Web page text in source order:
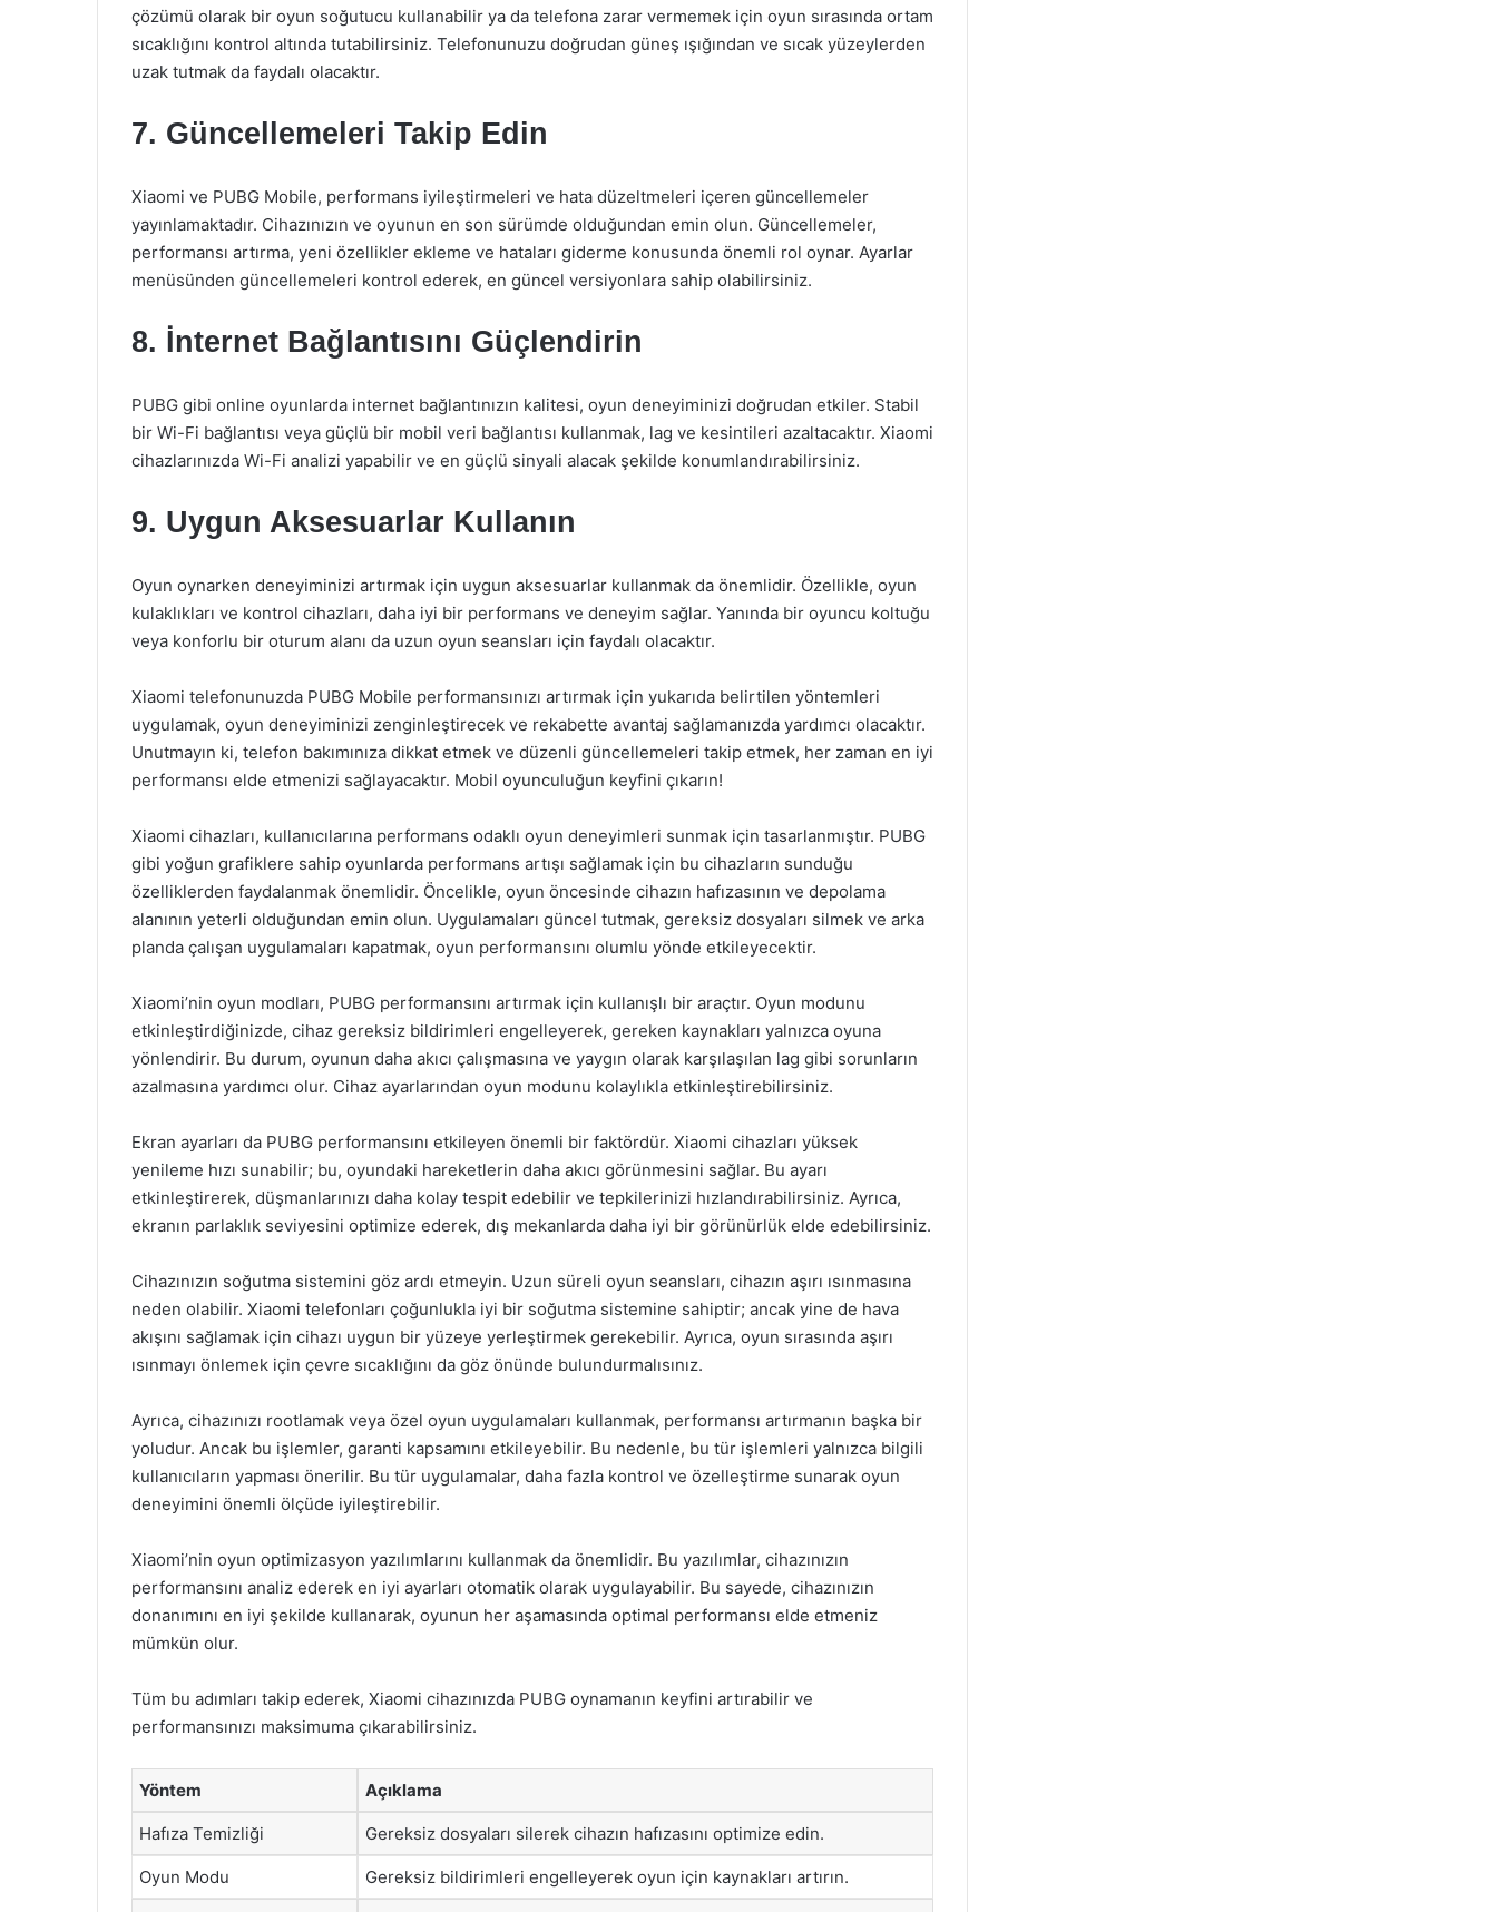
çözümü olarak bir oyun soğutucu kullanabilir ya da telefona zarar vermemek için oyun sırasında ortam
sıcaklığını kontrol altında tutabilirsiniz. Telefonunuzu doğrudan güneş ışığından ve sıcak yüzeylerden
uzak tutmak da faydalı olacaktır.
7. Güncellemeleri Takip Edin
Xiaomi ve PUBG Mobile, performans iyileştirmeleri ve hata düzeltmeleri içeren güncellemeler
yayınlamaktadır. Cihazınızın ve oyunun en son sürümde olduğundan emin olun. Güncellemeler,
performansı artırma, yeni özellikler ekleme ve hataları giderme konusunda önemli rol oynar. Ayarlar
menüsünden güncellemeleri kontrol ederek, en güncel versiyonlara sahip olabilirsiniz.
8. İnternet Bağlantısını Güçlendirin
PUBG gibi online oyunlarda internet bağlantınızın kalitesi, oyun deneyiminizi doğrudan etkiler. Stabil
bir Wi-Fi bağlantısı veya güçlü bir mobil veri bağlantısı kullanmak, lag ve kesintileri azaltacaktır. Xiaomi
cihazlarınızda Wi-Fi analizi yapabilir ve en güçlü sinyali alacak şekilde konumlandırabilirsiniz.
9. Uygun Aksesuarlar Kullanın
Oyun oynarken deneyiminizi artırmak için uygun aksesuarlar kullanmak da önemlidir. Özellikle, oyun
kulaklıkları ve kontrol cihazları, daha iyi bir performans ve deneyim sağlar. Yanında bir oyuncu koltuğu
veya konforlu bir oturum alanı da uzun oyun seansları için faydalı olacaktır.
Xiaomi telefonunuzda PUBG Mobile performansınızı artırmak için yukarıda belirtilen yöntemleri
uygulamak, oyun deneyiminizi zenginleştirecek ve rekabette avantaj sağlamanızda yardımcı olacaktır.
Unutmayın ki, telefon bakımınıza dikkat etmek ve düzenli güncellemeleri takip etmek, her zaman en iyi
performansı elde etmenizi sağlayacaktır. Mobil oyunculuğun keyfini çıkarın!
Xiaomi cihazları, kullanıcılarına performans odaklı oyun deneyimleri sunmak için tasarlanmıştır. PUBG
gibi yoğun grafiklere sahip oyunlarda performans artışı sağlamak için bu cihazların sunduğu
özelliklerden faydalanmak önemlidir. Öncelikle, oyun öncesinde cihazın hafızasının ve depolama
alanının yeterli olduğundan emin olun. Uygulamaları güncel tutmak, gereksiz dosyaları silmek ve arka
planda çalışan uygulamaları kapatmak, oyun performansını olumlu yönde etkileyecektir.
Xiaomi’nin oyun modları, PUBG performansını artırmak için kullanışlı bir araçtır. Oyun modunu
etkinleştirdiğinizde, cihaz gereksiz bildirimleri engelleyerek, gereken kaynakları yalnızca oyuna
yönlendirir. Bu durum, oyunun daha akıcı çalışmasına ve yaygın olarak karşılaşılan lag gibi sorunların
azalmasına yardımcı olur. Cihaz ayarlarından oyun modunu kolaylıkla etkinleştirebilirsiniz.
Ekran ayarları da PUBG performansını etkileyen önemli bir faktördür. Xiaomi cihazları yüksek
yenileme hızı sunabilir; bu, oyundaki hareketlerin daha akıcı görünmesini sağlar. Bu ayarı
etkinleştirerek, düşmanlarınızı daha kolay tespit edebilir ve tepkilerinizi hızlandırabilirsiniz. Ayrıca,
ekranın parlaklık seviyesini optimize ederek, dış mekanlarda daha iyi bir görünürlük elde edebilirsiniz.
Cihazınızın soğutma sistemini göz ardı etmeyin. Uzun süreli oyun seansları, cihazın aşırı ısınmasına
neden olabilir. Xiaomi telefonları çoğunlukla iyi bir soğutma sistemine sahiptir; ancak yine de hava
akışını sağlamak için cihazı uygun bir yüzeye yerleştirmek gerekebilir. Ayrıca, oyun sırasında aşırı
ısınmayı önlemek için çevre sıcaklığını da göz önünde bulundurmalısınız.
Ayrıca, cihazınızı rootlamak veya özel oyun uygulamaları kullanmak, performansı artırmanın başka bir
yoludur. Ancak bu işlemler, garanti kapsamını etkileyebilir. Bu nedenle, bu tür işlemleri yalnızca bilgili
kullanıcıların yapması önerilir. Bu tür uygulamalar, daha fazla kontrol ve özelleştirme sunarak oyun
deneyimini önemli ölçüde iyileştirebilir.
Xiaomi’nin oyun optimizasyon yazılımlarını kullanmak da önemlidir. Bu yazılımlar, cihazınızın
performansını analiz ederek en iyi ayarları otomatik olarak uygulayabilir. Bu sayede, cihazınızın
donanımını en iyi şekilde kullanarak, oyunun her aşamasında optimal performansı elde etmeniz
mümkün olur.
Tüm bu adımları takip ederek, Xiaomi cihazınızda PUBG oynamanın keyfini artırabilir ve
performansınızı maksimuma çıkarabilirsiniz.
Yöntem Açıklama
Hafıza Temizliği Gereksiz dosyaları silerek cihazın hafızasını optimize edin.
Oyun Modu Gereksiz bildirimleri engelleyerek oyun için kaynakları artırın.